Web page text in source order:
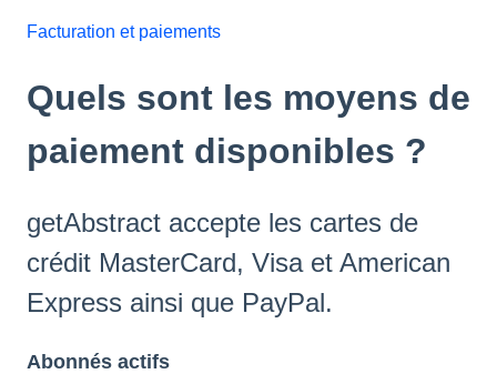
Facturation et paiements
Quels sont les moyens de
paiement disponibles ?
getAbstract accepte les cartes de
crédit MasterCard, Visa et American
Express ainsi que PayPal.
Abonnés actifs